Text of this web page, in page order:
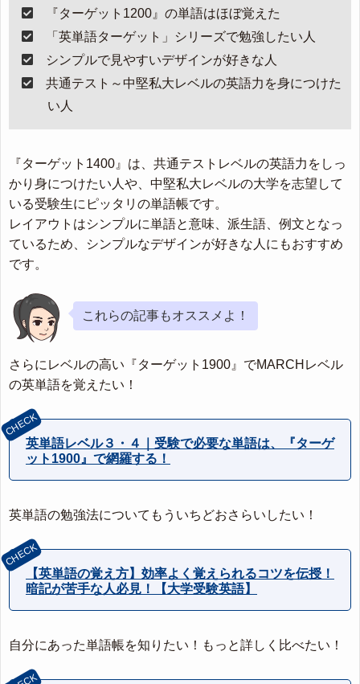
『ターゲット1200』の単語はほぼ覚えた
「英単語ターゲット」シリーズで勉強したい人
シンプルで見やすいデザインが好きな人
共通テスト～中堅私大レベルの英語力を身につけた
い人
『ターゲット1400』は、共通テストレベルの英語力をしっ
かり身につけたい人や、中堅私大レベルの大学を志望して
いる受験生にピッタリの単語帳です。
レイアウトはシンプルに単語と意味、派生語、例文となっ
ているため、シンプルなデザインが好きな人にもおすすめ
です。
これらの記事もオススメよ！
さらにレベルの高い『ターゲット1900』でMARCHレベル
の英単語を覚えたい！
英単語レベル３・４｜受験で必要な単語は、『ターゲ
ット1900』で網羅する！
英単語の勉強法についてもういちどおさらいしたい！
【英単語の覚え方】効率よく覚えられるコツを伝授！
暗記が苦手な人必見！【大学受験英語】
自分にあった単語帳を知りたい！もっと詳しく比べたい！